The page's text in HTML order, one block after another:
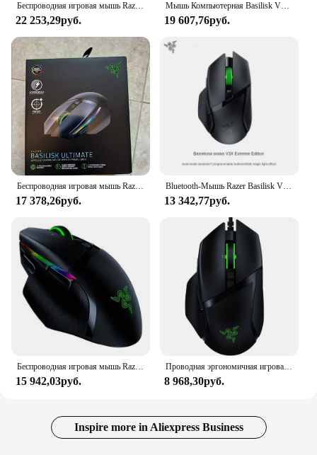
Беспроводная игровая мышь Razer Basilisk V3 Pro 35K HyperScroll с наклонным колесом, оптический датчик 35K DPI, поколение 2-13, настраиваемое управление
22 253,29руб.
Мышь Компьютерная Basilisk V3 Pro Basilisk Snake Беспроводная игровая, цветная беспроводная мышь Rgb, белый и черный цвета, с зарядкой
19 607,76руб.
Беспроводная игровая мышь Razer Basilisk Ultimate с док-станцией для зарядки, самая быстрая игровая мышь с оптическим датчиком 20K DPI
17 378,26руб.
Bluetooth-Мышь Razer Basilisk V3X Extreme Edition, 2,4 ГГц, 5,0 dpi
13 342,77руб.
Беспроводная игровая мышь Razer Basilisk Ultimate с 11 программируемыми кнопками, 20000 DPI, 14 зонами освещения Chroma RGB.
15 942,03руб.
Проводная эргономичная игровая мышь Razer Basilisk V2, 20000 DPI, synase 3,0, 11 программируемых кнопок
8 968,30руб.
Inspire more in Aliexpress Business